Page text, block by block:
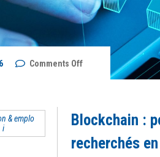
Comments Offon
Blockchain
formés
sont
si
recherchés
& emplo
i
Blockchain :
recherchés